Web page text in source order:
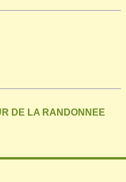
DE LA RANDONNEE